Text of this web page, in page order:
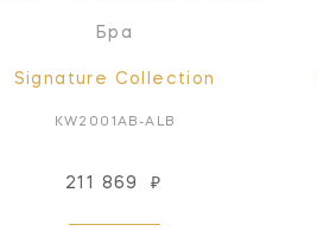
Бра
Signature Collection
KW2001AB-ALB
211 869 ₽